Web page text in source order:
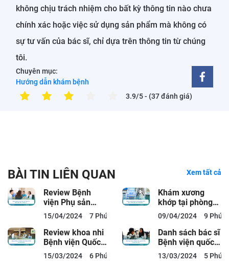
không chịu trách nhiệm cho bất kỳ thông tin nào chưa
chính xác hoặc việc sử dụng sản phẩm mà không có
sự tư vấn của bác sĩ, chỉ dựa trên thông tin từ chúng
tôi.
Chuyên mục:
Hướng dẫn khám bệnh
3.9/5- (37 đánh giá)
BÀI TIN LIÊN QUAN Xem tất cả
Review Bệnh
viện Phụ sản
Thiện An: Bảng
giá, Bác sĩ, Dịch
vụ
15/04/2024 7 Phút đọc
Khám xương
khớp tại phòng
khám ACC: Bác
sĩ, Bảng giá,
Quy...
09/04/2024 9 Phút
Review khoa nhi
Bệnh viện Quốc
tế City có tốt
không?
15/03/2024 6 Phút đọc
Danh sách bác sĩ
Bệnh viện quốc
tế City và lịch
làm việc
13/03/2024 5 Phút